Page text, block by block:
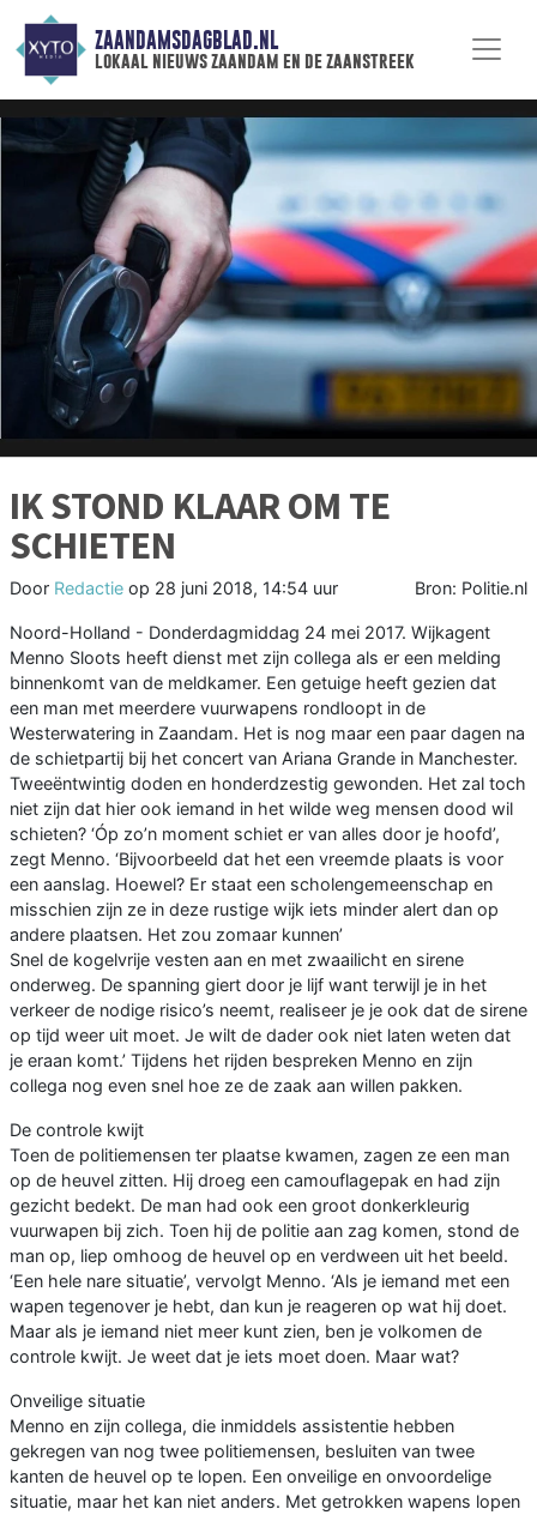
ZAANDAMSDAGBLAD.NL
lokaal nieuws zaandam en de zaanstreek
IK STOND KLAAR OM TE
SCHIETEN
Door Redactie op 28 juni 2018, 14:54 uur Bron: Politie.nl
Noord-Holland - Donderdagmiddag 24 mei 2017. Wijkagent
Menno Sloots heeft dienst met zijn collega als er een melding
binnenkomt van de meldkamer. Een getuige heeft gezien dat
een man met meerdere vuurwapens rondloopt in de
Westerwatering in Zaandam. Het is nog maar een paar dagen na
de schietpartij bij het concert van Ariana Grande in Manchester.
Tweeëntwintig doden en honderdzestig gewonden. Het zal toch
niet zijn dat hier ook iemand in het wilde weg mensen dood wil
schieten? ‘Óp zo’n moment schiet er van alles door je hoofd’,
zegt Menno. ‘Bijvoorbeeld dat het een vreemde plaats is voor
een aanslag. Hoewel? Er staat een scholengemeenschap en
misschien zijn ze in deze rustige wijk iets minder alert dan op
andere plaatsen. Het zou zomaar kunnen’
Snel de kogelvrije vesten aan en met zwaailicht en sirene
onderweg. De spanning giert door je lijf want terwijl je in het
verkeer de nodige risico’s neemt, realiseer je je ook dat de sirene
op tijd weer uit moet. Je wilt de dader ook niet laten weten dat
je eraan komt.’ Tijdens het rijden bespreken Menno en zijn
collega nog even snel hoe ze de zaak aan willen pakken.
De controle kwijt
Toen de politiemensen ter plaatse kwamen, zagen ze een man
op de heuvel zitten. Hij droeg een camouflagepak en had zijn
gezicht bedekt. De man had ook een groot donkerkleurig
vuurwapen bij zich. Toen hij de politie aan zag komen, stond de
man op, liep omhoog de heuvel op en verdween uit het beeld.
‘Een hele nare situatie’, vervolgt Menno. ‘Als je iemand met een
wapen tegenover je hebt, dan kun je reageren op wat hij doet.
Maar als je iemand niet meer kunt zien, ben je volkomen de
controle kwijt. Je weet dat je iets moet doen. Maar wat?
Onveilige situatie
Menno en zijn collega, die inmiddels assistentie hebben
gekregen van nog twee politiemensen, besluiten van twee
kanten de heuvel op te lopen. Een onveilige en onvoordelige
situatie, maar het kan niet anders. Met getrokken wapens lopen